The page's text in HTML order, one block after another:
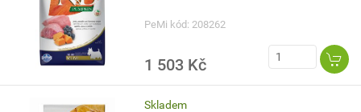
PeMi kód: 208262
1 503 Kč
Skladem